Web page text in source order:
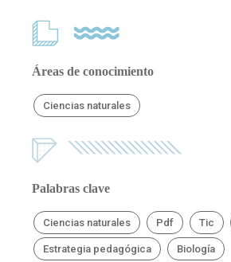
Áreas de conocimiento
Ciencias naturales
Palabras clave
Ciencias naturales Pdf Tic
Estrategia pedagógica Biología